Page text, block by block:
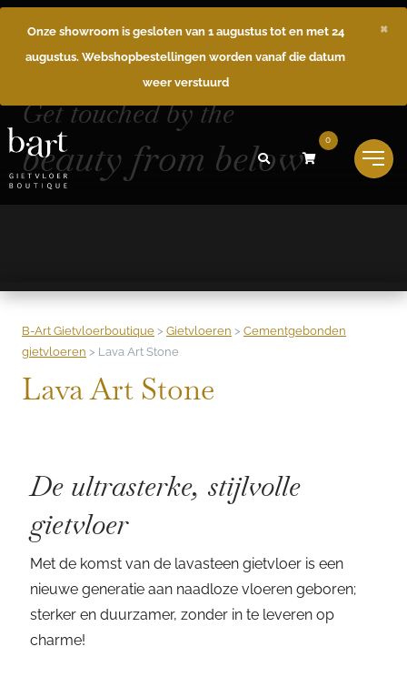
Onze showroom is gesloten van 1 augustus tot en met 24
augustus. Webshopbestellingen worden vanaf die datum
weer verstuurd
×
0
Get touched by the
beauty from below
B-Art Gietvloerboutique > Gietvloeren > Cementgebonden
gietvloeren > Lava Art Stone
Lava Art Stone
De ultrasterke, stijlvolle
gietvloer
Met de komst van de lavasteen gietvloer is een
nieuwe generatie aan naadloze vloeren geboren;
sterker en duurzamer, zonder in te leveren op
charme!